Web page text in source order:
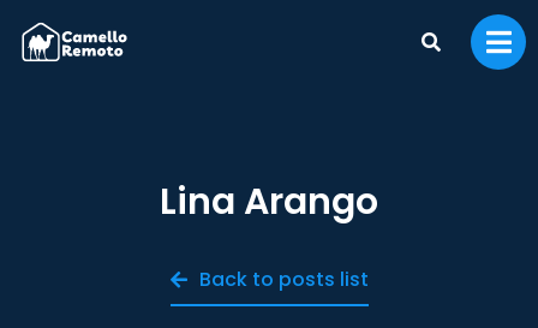
Lina Arango
Back to posts list